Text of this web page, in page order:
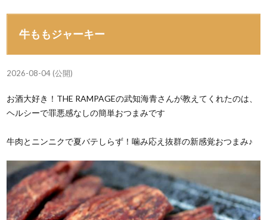
牛ももジャーキー
2026-08-04 (公開)
お酒大好き！THE RAMPAGEの武知海青さんが教えてくれたのは、
ヘルシーで罪悪感なしの簡単おつまみです
牛肉とニンニクで夏バテしらず！噛み応え抜群の新感覚おつまみ♪